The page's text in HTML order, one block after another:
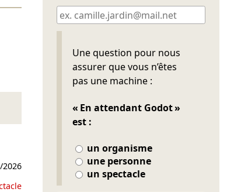
2026
Une question pour nous
assurer que vous n’êtes
pas une machine :
« En attendant Godot »
est :
un organisme
une personne
un spectacle
Ne pas remplir